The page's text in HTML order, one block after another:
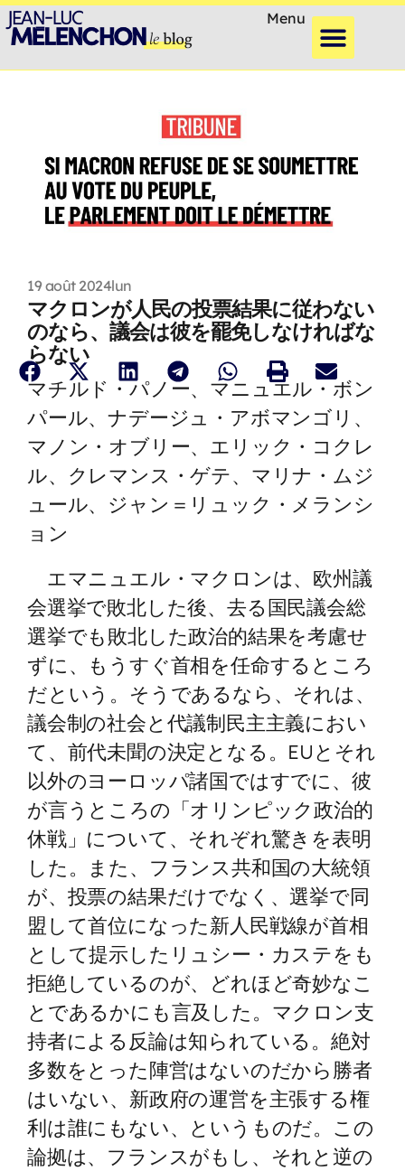
Menu
19 août 2024lun
マクロンが人民の投票結果に従わない
のなら、議会は彼を罷免しなければな
らない
マチルド・パノー、マニュエル・ボン
パール、ナデージュ・アボマンゴリ、
マノン・オブリー、エリック・コクレ
ル、クレマンス・ゲテ、マリナ・ムジ
ュール、ジャン＝リュック・メランシ
ョン
エマニュエル・マクロンは、欧州議
会選挙で敗北した後、去る国民議会総
選挙でも敗北した政治的結果を考慮せ
ずに、もうすぐ首相を任命するところ
だという。そうであるなら、それは、
議会制の社会と代議制民主主義におい
て、前代未聞の決定となる。EUとそれ
以外のヨーロッパ諸国ではすでに、彼
が言うところの「オリンピック政治的
休戦」について、それぞれ驚きを表明
した。また、フランス共和国の大統領
が、投票の結果だけでなく、選挙で同
盟して首位になった新人民戦線が首相
として提示したリュシー・カステをも
拒絶しているのが、どれほど奇妙なこ
とであるかにも言及した。マクロン支
持者による反論は知られている。絶対
多数をとった陣営はないのだから勝者
はいない、新政府の運営を主張する権
利は誰にもない、というものだ。この
論拠は、フランスがもし、それと逆の